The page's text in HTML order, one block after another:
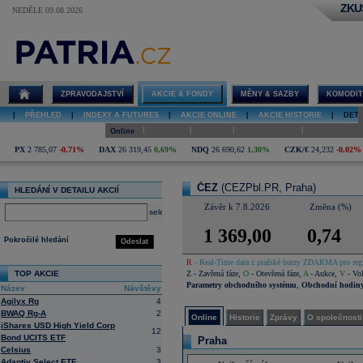
NEDĚLE 09.08.2026
ČEZ online
ZPRAVODAJSTVÍ AKCIE & FONDY MĚNY & SAZBY
PŘEHLED INDEXY A FUTURES AKCIE ONLINE AKCIE HISTORIE
Online
PX 2 785,07 -0,71% DAX 26 319,45 0,69% NDQ 26 690,62 1,30% CZK/€ 24,232 -0,02%
HLEDÁNÍ V DETAILU AKCIÍ
select
Odeslat
Pokročilé hledání
TOP AKCIE
Název
Návštěvy
Agilyx Rg
4
BWAQ Rg-A
2
iShares USD High Yield Corp
Bond UCITS ETF
12
Celsius
3
ČEZ (CEZPbl.PR, Praha)
Závěr k 7.8.2026 Změna (%)
1 369,00 0,74
R - Real-Time data z pražské burzy ZDARMA pro
Z - Zavřená fáze O - Otevřená fáze A - Aukce V -
Parametry obchodního systému
Obchodní
Online Historie Zprávy O společnosti
Praha